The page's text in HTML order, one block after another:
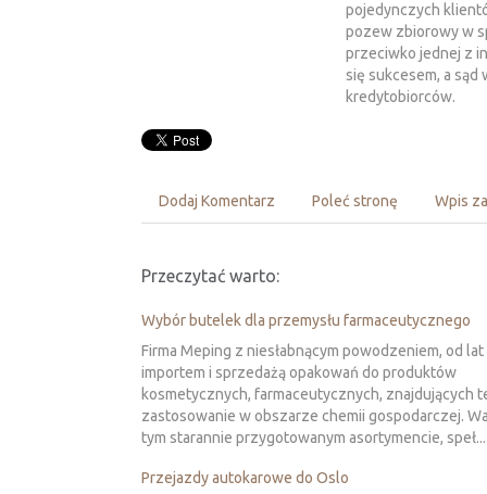
pojedynczych
pozew zbiorowy w
przeciwko jednej z
się sukcesem, a sąd
kredytobiorców.
Dodaj Komentarz Poleć stronę Wpis
Przeczytać warto:
Wybór butelek dla przemysłu farmaceutycznego
Firma Meping z niesłabnącym powodzeniem, od
importem i sprzedażą opakowań do produktów
kosmetycznych, farmaceutycznych, znajdujących
zastosowanie w obszarze chemii gospodarczej.
tym starannie przygotowanym asortymencie, speł...
Przejazdy autokarowe do Oslo